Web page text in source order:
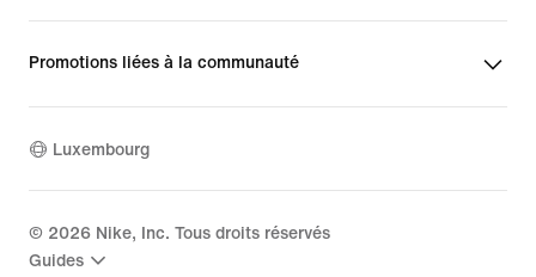
Promotions liées à la communauté
Luxembourg
© 2026 Nike, Inc. Tous droits réservés
Guides